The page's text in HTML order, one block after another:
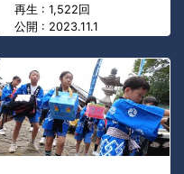
再生 : 1,522回
公開 : 2023.11.1